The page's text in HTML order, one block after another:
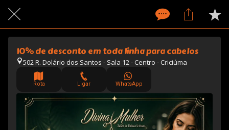
10% de desconto em toda linha para cabelos
502 R. Dolário dos Santos - Sala 12 - Centro - Criciúma
Rota Ligar WhatsApp